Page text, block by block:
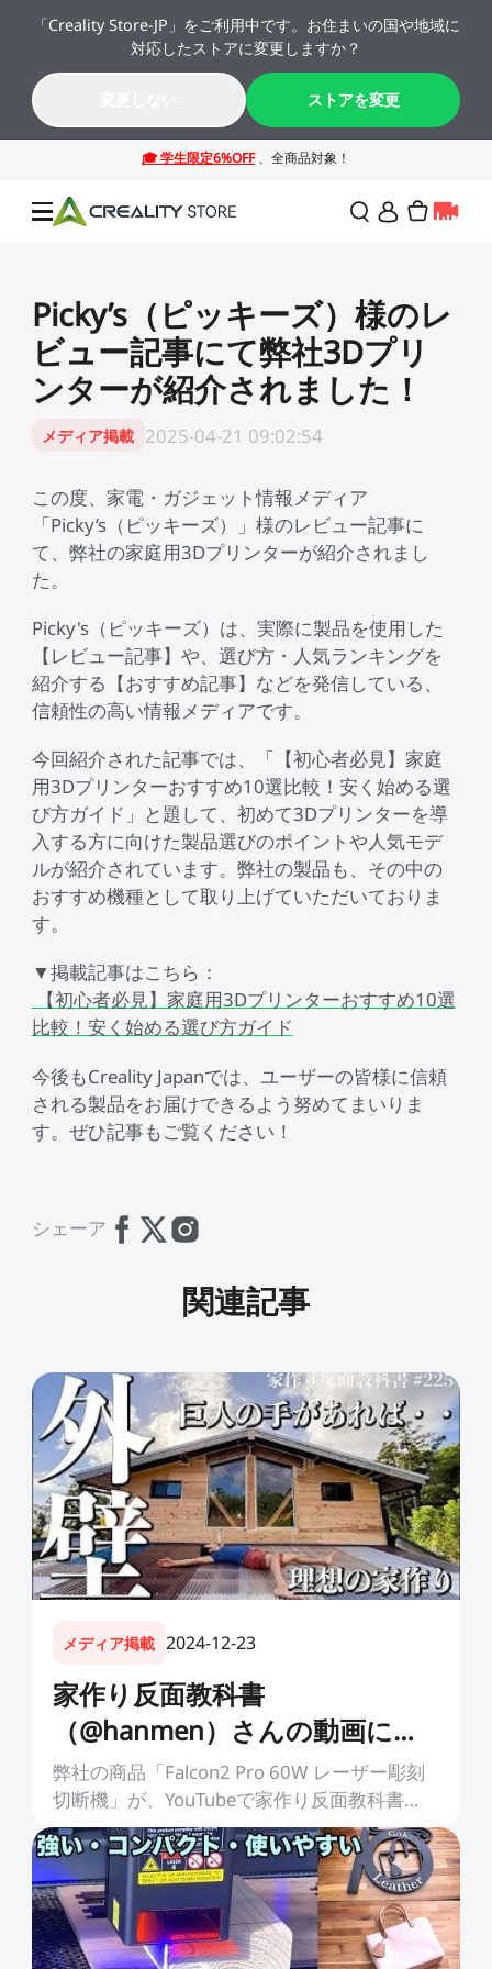
🔥 最大50%OFF！お盆休み限定セール →→
K2シリーズが年間最安値。今すぐチェック！→→
10 21 25 07
週末サプライズセール
法人様・大量購入のお客
学生割引 Loyalty Program
お買い得ギフトカード お買い得セット
3Dプリンター
SPARKX i7 Color
Combo
本格マルチカラーをかんたん
に
SPARKX i7 Autofill
Combo
自動フィラメント補充
すべて表示
K2シリーズ
K2 Plus
プロ仕様・最大16色の頂点
K2 Pro
高機能×省スペースの万能モ
すべて表示
K1シリーズ
K1 Max K1C 2025
すべて表示
Enderシリーズ
Ender-5 Max V3 Plus
すべて表示
光造形シリーズ NEW
NEW
HALOT-X1 UW-03
すべて表示
Falconシリーズ NEW
NEW
Falcon A1C 予約販売中
NEW
Falcon A1C AIカメラ 予
すべて表示
Falcon2シリーズ
Falcon2 40W Falcon2 22W
すべて表示
Falcon2 PROシリーズ
Falcon2 Pro 22W Falcon2 Pro 40W
すべて表示
彫刻機アクセサリー
Creality Falcon 煙浄化
2W赤外線レーザーモジ
すべて表示
スキャナー
Sermoonシリーズ NEW
Sermoon P1 Sermoon X1
すべて表示
CRシリーズ
Otter Lite Otter
すべて表示
Ferretシリーズ
Ferret Pro Ferret SE
すべて表示
Pika
【近日発売】Creality
Pika
スキャナーアクセサリー
Creality Scan Bridge
レスハンドル
Otter / Raptor用ハンド
すべて表示
スキャナーソフトウェア
QUICKSURFACE
3Dスキャナー +
マテリアル
フィラメント
Soleyin Ultra PLA Soleyin PLA Matte
一般PLA
Hyper PLA Hyper PLA RFID
すべて表示
スペシャル フィラメント
Hyper PLA-CF
すべて表示
レジン
高速
すべて表示
彫刻機素材
素材パック アクリルシート
アクセサリー
一般用アクセサリー NEW
NEW
星型PTFEチューブ
密着サポートアクセサリ
すべて表示
フィラメント乾燥ボックス
SpacePi X4
マルチカラーシステム
CFS
すべて表示
ビルドプレート
K2 Pro PEI両面フロスト
プレート
K2 PEI両面フロストプレ
ノズル
ホットエンド
K2セラミック加熱ブロッ
エクストルーダー
エクストルーダーモータ
K2 Plus エクストルーダ
すべて表示
エンクロージャー nFEP剝離フィルム
すべて表示
K2 PLUS 予備部品 NEW
NEW
星型PTFEチューブ
「Unicorn」- K2
/Creality Hiシリーズ
すべて表示
CFS用ケーブル CFSディスプレイキット
すべて表示
Picky’s（ピッキーズ）様のレ
ビュー記事にて弊社3Dプリ
ンターが紹介されました！
メディア掲載 2025-04-21 09:02:54
この度、家電・ガジェット情報メディア
「Picky’s（ピッキーズ）」様のレビュー記事に
て、弊社の家庭用3Dプリンターが紹介されまし
た。
Picky's（ピッキーズ）は、実際に製品を使用した
【レビュー記事】や、選び方・人気ランキングを
紹介する【おすすめ記事】などを発信している、
信頼性の高い情報メディアです。
今回紹介された記事では、「【初心者必見】家庭
用3Dプリンターおすすめ10選比較！安く始める選
び方ガイド」と題して、初めて3Dプリンターを導
入する方に向けた製品選びのポイントや人気モデ
ルが紹介されています。弊社の製品も、その中の
おすすめ機種として取り上げていただいておりま
す。
▼掲載記事はこちら：
【初心者必見】家庭用3Dプリンターおすすめ10選
比較！安く始める選び方ガイド
今後もCreality Japanでは、ユーザーの皆様に信頼
される製品をお届けできるよう努めてまいりま
す。ぜひ記事もご覧ください！
シェーア
関連記事
メディア掲載 2024-12-23
家作り反面教科書
（@hanmen）さんの動画に紹
介されました。
弊社の商品「Falcon2 Pro 60W レーザー彫刻
切断機」が、YouTubeで家作り反面教科書
（@hanmen）さんの動画に紹介されました。
掲載日：2024年10月12日 雨漏り外壁フル...
「Creality Store-JP」をご利用中です。お住まいの国や地域に
対応したストアに変更しますか？
ストアを変更